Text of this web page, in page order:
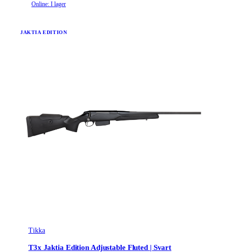
Online: I lager
Tikka
T3x Jaktia Edition Adjustable Fluted | Svart
JAKTIA EDITION